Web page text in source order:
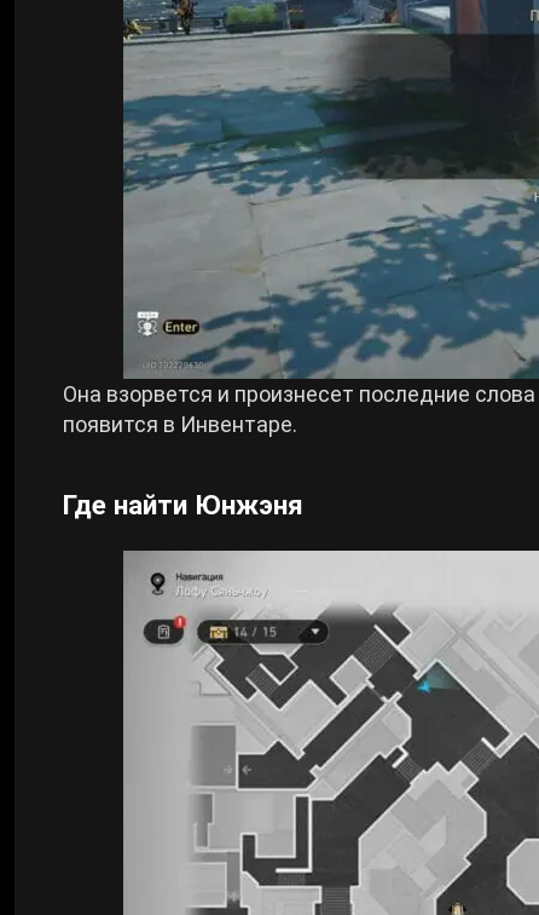
Она взорвется и произнесет последние слова
появится в Инвентаре.
Где найти Юнжэня